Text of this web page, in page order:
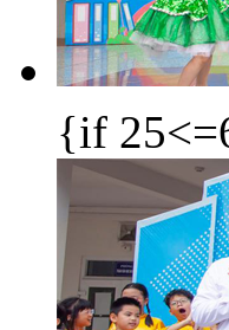
{if